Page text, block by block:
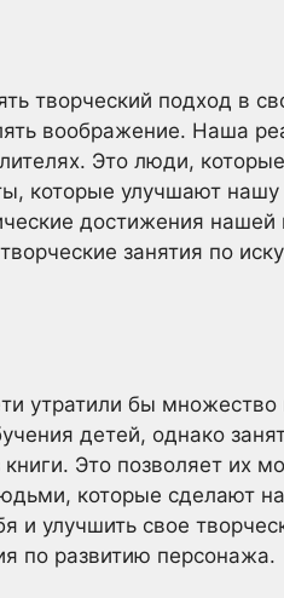
творческий подход в
воображение. Наша
Это люди,
которые улучшают
достижения
занятия по
утратили бы
детей, однако
Это позволяет их
которые сделают
и улучшить свое
по развитию персонажа.